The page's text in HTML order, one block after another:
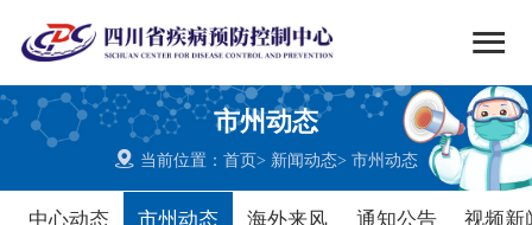

市州动态
 当前位置：首页> 新闻动态>市州动态
中心动态 市州动态 海外来风 通知公告 视频新

网站首页
中心概况 